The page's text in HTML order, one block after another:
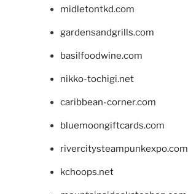
midletontkd.com
gardensandgrills.com
basilfoodwine.com
nikko-tochigi.net
caribbean-corner.com
bluemoongiftcards.com
rivercitysteampunkexpo.com
kchoops.net